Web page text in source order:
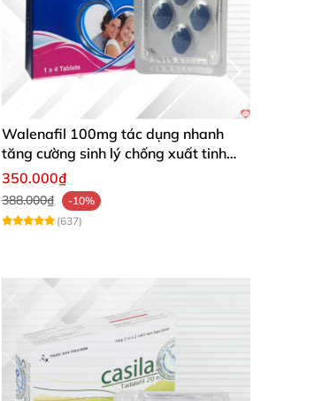
Walenafil 100mg tác dụng nhanh
tăng cường sinh lý chống xuất tinh
sớm
350.000₫
388.000₫
-10%
(637)